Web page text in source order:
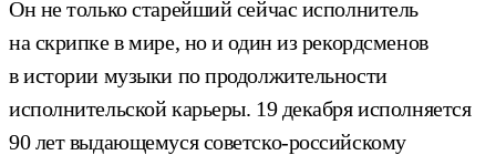
Он не только старейший сейчас исполнитель
на скрипке в мире, но и один из рекордсменов
в истории музыки по продолжительности
исполнительской карьеры. 19 декабря исполняется
90 лет выдающемуся советско-российскому